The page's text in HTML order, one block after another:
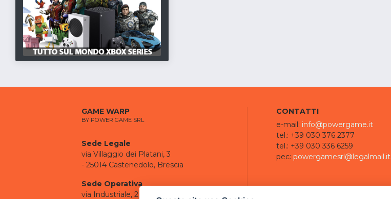
GAME WARP
BY POWER GAME SRL
Sede Legale
via Villaggio dei Platani, 3
- 25014 Castenedolo, Brescia
Sede Operativa
via Industriale, 2 - 25082 Botticino, BS
CONTATTI
e-mail: info@powergame.it
tel.: +39 030 376 2377
tel.: +39 030 336 6259
pec: powergamesrl@legalmail.it